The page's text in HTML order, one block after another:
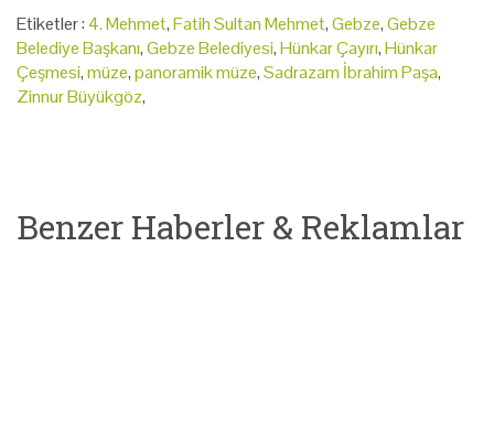
Etiketler : 4. Mehmet,Fatih Sultan Mehmet,Gebze,Gebze
Belediye Başkanı,Gebze Belediyesi,Hünkar Çayırı,Hünkar
Çeşmesi,müze,panoramik müze,Sadrazam İbrahim Paşa,
Zinnur Büyükgöz,
Benzer Haberler & Reklamlar